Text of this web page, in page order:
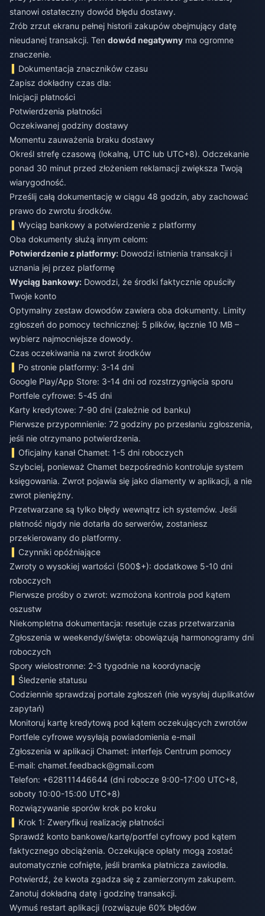
stanowi ostateczny dowód błędu dostawy.
Zrób zrzut ekranu pełnej historii zakupów obejmujący datę
nieudanej transakcji. Ten dowód negatywny ma ogromne
znaczenie.
Dokumentacja znaczników czasu
Zapisz dokładny czas dla:
Inicjacji płatności
Potwierdzenia płatności
Oczekiwanej godziny dostawy
Momentu zauważenia braku dostawy
Określ strefę czasową (lokalną, UTC lub UTC+8). Odczekanie
ponad 30 minut przed złożeniem reklamacji zwiększa Twoją
wiarygodność.
Prześlij całą dokumentację w ciągu 48 godzin, aby zachować
prawo do zwrotu środków.
Wyciąg bankowy a potwierdzenie z platformy
Oba dokumenty służą innym celom:
Potwierdzenie z platformy: Dowodzi istnienia transakcji i
uznania jej przez platformę
Wyciąg bankowy: Dowodzi, że środki faktycznie opuściły
Twoje konto
Optymalny zestaw dowodów zawiera oba dokumenty. Limity
zgłoszeń do pomocy technicznej: 5 plików, łącznie 10 MB –
wybierz najmocniejsze dowody.
Czas oczekiwania na zwrot środków
Po stronie platformy: 3-14 dni
Google Play/App Store: 3-14 dni od rozstrzygnięcia sporu
Portfele cyfrowe: 5-45 dni
Karty kredytowe: 7-90 dni (zależnie od banku)
Pierwsze przypomnienie: 72 godziny po przesłaniu zgłoszenia,
jeśli nie otrzymano potwierdzenia.
Oficjalny kanał Chamet: 1-5 dni roboczych
Szybciej, ponieważ Chamet bezpośrednio kontroluje system
księgowania. Zwrot pojawia się jako diamenty w aplikacji, a nie
zwrot pieniężny.
Przetwarzane są tylko błędy wewnątrz ich systemów. Jeśli
płatność nigdy nie dotarła do serwerów, zostaniesz
przekierowany do platformy.
Czynniki opóźniające
Zwroty o wysokiej wartości (500$+): dodatkowe 5-10 dni
roboczych
Pierwsze prośby o zwrot: wzmożona kontrola pod kątem
oszustw
Niekompletna dokumentacja: resetuje czas przetwarzania
Zgłoszenia w weekendy/święta: obowiązują harmonogramy dni
roboczych
Spory wielostronne: 2-3 tygodnie na koordynację
Śledzenie statusu
Codziennie sprawdzaj portale zgłoszeń (nie wysyłaj duplikatów
zapytań)
Monitoruj kartę kredytową pod kątem oczekujących zwrotów
Portfele cyfrowe wysyłają powiadomienia e-mail
Zgłoszenia w aplikacji Chamet: interfejs Centrum pomocy
E-mail: chamet.feedback@gmail.com
Telefon: +628111446644 (dni robocze 9:00-17:00 UTC+8,
soboty 10:00-15:00 UTC+8)
Rozwiązywanie sporów krok po kroku
Krok 1: Zweryfikuj realizację płatności
Sprawdź konto bankowe/kartę/portfel cyfrowy pod kątem
faktycznego obciążenia. Oczekujące opłaty mogą zostać
automatycznie cofnięte, jeśli bramka płatnicza zawiodła.
Potwierdź, że kwota zgadza się z zamierzonym zakupem.
Zanotuj dokładną datę i godzinę transakcji.
Wymuś restart aplikacji (rozwiązuje 60% błędów